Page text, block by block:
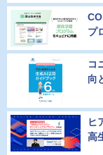
プ
コ
向
ヒ
高